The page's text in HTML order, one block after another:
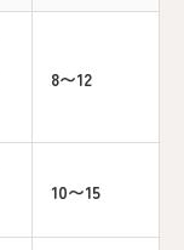
8〜12
10〜15